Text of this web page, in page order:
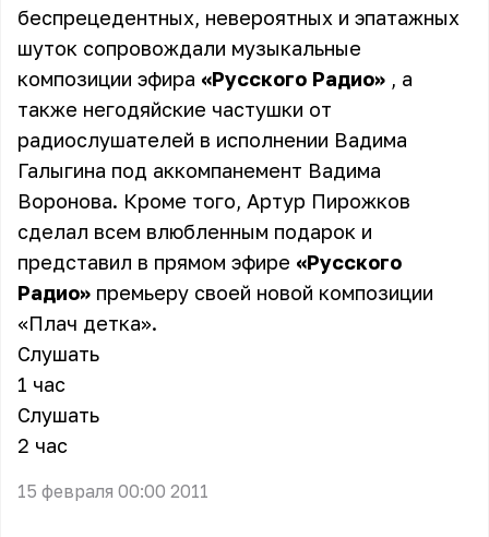
беспрецедентных, невероятных и эпатажных
шуток сопровождали музыкальные
композиции эфира «Русского Радио» , а
также негодяйские частушки от
радиослушателей в исполнении Вадима
Галыгина под аккомпанемент Вадима
Воронова. Кроме того, Артур Пирожков
сделал всем влюбленным подарок и
представил в прямом эфире «Русского
Радио» премьеру своей новой композиции
«Плач детка».
Слушать
1 час
Слушать
2 час
15 февраля 00:00 2011